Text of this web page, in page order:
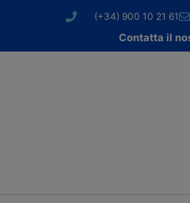
(+34) 900 10 21 61
Contatta il